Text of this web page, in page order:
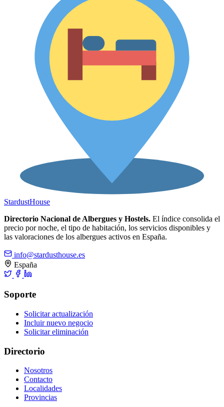
StardustHouse
Directorio Nacional de Albergues y Hostels. El índice consolida el
precio por noche, el tipo de habitación, los servicios disponibles y
las valoraciones de los albergues activos en España.
info@stardusthouse.es
España
Soporte
Solicitar actualización
Incluir nuevo negocio
Solicitar eliminación
Directorio
Nosotros
Contacto
Localidades
Provincias